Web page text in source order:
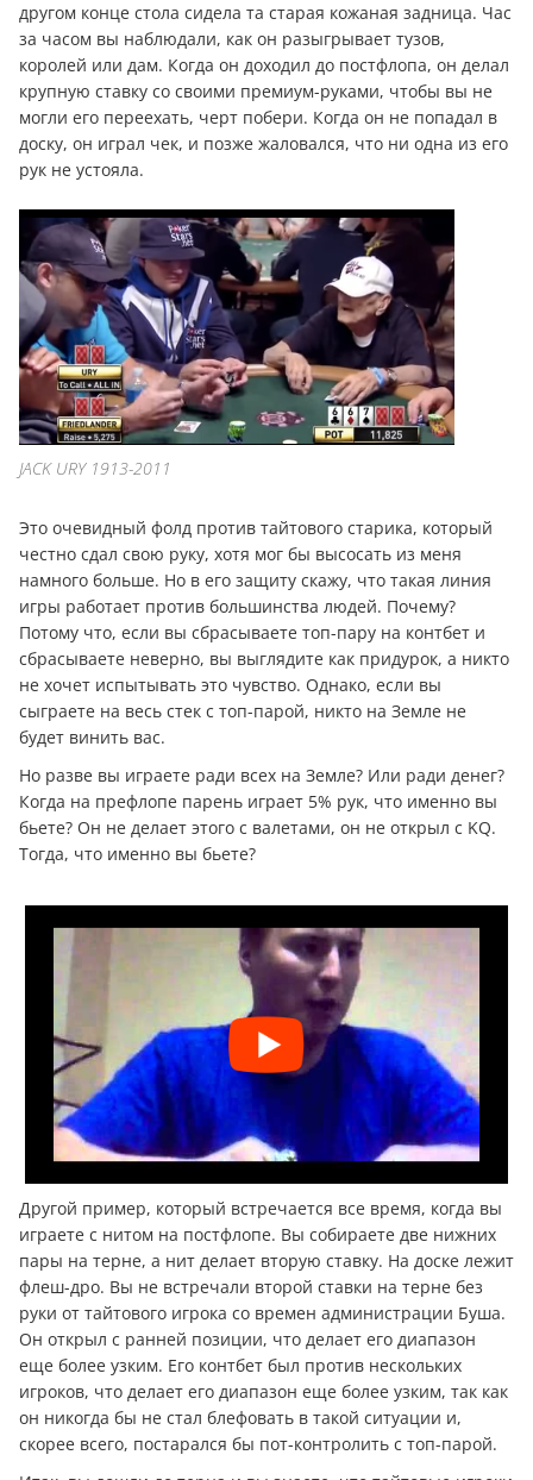
другом конце стола сидела та старая кожаная задница. Час
за часом вы наблюдали, как он разыгрывает тузов,
королей или дам. Когда он доходил до постфлопа, он делал
крупную ставку со своими премиум-руками, чтобы вы не
могли его переехать, черт побери. Когда он не попадал в
доску, он играл чек, и позже жаловался, что ни одна из его
рук не устояла.
JACK URY 1913-2011
Это очевидный фолд против тайтового старика, который
честно сдал свою руку, хотя мог бы высосать из меня
намного больше. Но в его защиту скажу, что такая линия
игры работает против большинства людей. Почему?
Потому что, если вы сбрасываете топ-пару на контбет и
сбрасываете неверно, вы выглядите как придурок, а никто
не хочет испытывать это чувство. Однако, если вы
сыграете на весь стек с топ-парой, никто на Земле не
будет винить вас.
Но разве вы играете ради всех на Земле? Или ради денег?
Когда на префлопе парень играет 5% рук, что именно вы
бьете? Он не делает этого с валетами, он не открыл с KQ.
Тогда, что именно вы бьете?
Другой пример, который встречается все время, когда вы
играете с нитом на постфлопе. Вы собираете две нижних
пары на терне, а нит делает вторую ставку. На доске лежит
флеш-дро. Вы не встречали второй ставки на терне без
руки от тайтового игрока со времен администрации Буша.
Он открыл с ранней позиции, что делает его диапазон
еще более узким. Его контбет был против нескольких
игроков, что делает его диапазон еще более узким, так как
он никогда бы не стал блефовать в такой ситуации и,
скорее всего, постарался бы пот-контролить с топ-парой.